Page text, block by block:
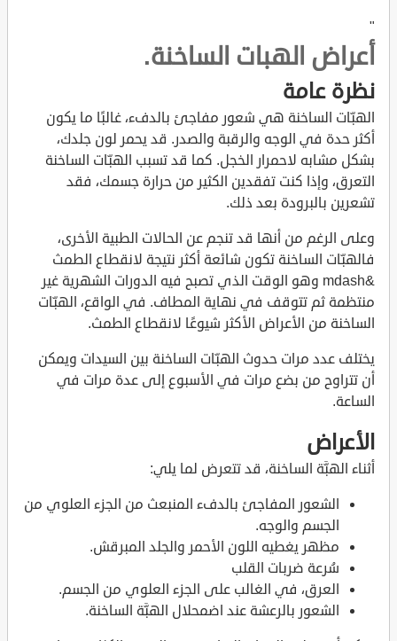
"
أعراض الهبات الساخنة.
نظرة عامة
الهبّات الساخنة هي شعور مفاجئ بالدفء، غالبًا ما يكون
أكثر حدة في الوجه والرقبة والصدر. قد يحمر لون جلدك،
بشكل مشابه لاحمرار الخجل. كما قد تسبب الهبّات الساخنة
التعرق، وإذا كنت تفقدين الكثير من حرارة جسمك، فقد
تشعرين بالبرودة بعد ذلك.
وعلى الرغم من أنها قد تنجم عن الحالات الطبية الأخرى،
فالهبّات الساخنة تكون شائعة أكثر نتيجة لانقطاع الطمث
&mdash وهو الوقت الذي تصبح فيه الدورات الشهرية غير
منتظمة ثم تتوقف في نهاية المطاف. في الواقع، الهبّات
الساخنة من الأعراض الأكثر شيوعًا لانقطاع الطمث.
يختلف عدد مرات حدوث الهبّات الساخنة بين السيدات ويمكن
أن تتراوح من بضع مرات في الأسبوع إلى عدة مرات في
الساعة.
الأعراض
أثناء الهبَّة الساخنة، قد تتعرض لما يلي:
الشعور المفاجئ بالدفء المنبعث من الجزء العلوي من
الجسم والوجه.
مظهر يغطيه اللون الأحمر والجلد المبرقش.
سُرعة ضربات القلب
العرق، في الغالب على الجزء العلوي من الجسم.
الشعور بالرعشة عند اضمحلال الهبَّة الساخنة.